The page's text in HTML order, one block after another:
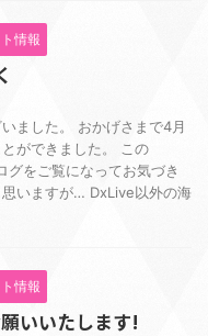
情報
ました。 おかげさまで4月
ができました。 この
をご覧になってお気づき
いますが… DxLive以外の海
情報
いいたします!